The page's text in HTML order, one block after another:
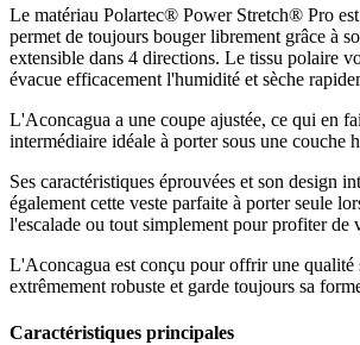
Le matériau Polartec® Power Stretch® Pro
permet de toujours bouger librement grâce à
extensible dans 4 directions. Le tissu polaire
évacue efficacement l'humidité et sèche
L'Aconcagua a une coupe ajustée, ce qui en
intermédiaire idéale à porter sous une couche
Ses caractéristiques éprouvées et son design
également cette veste parfaite à porter seule
l'escalade ou tout simplement pour profiter de
L'Aconcagua est conçu pour offrir une qualité
extrêmement robuste et garde toujours sa
Caractéristiques principales